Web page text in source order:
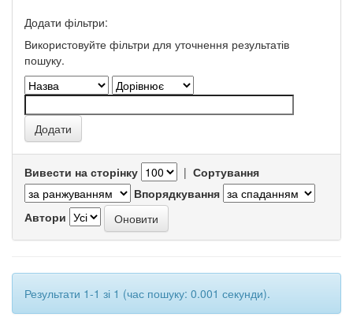
Додати фільтри:
Використовуйте фільтри для уточнення результатів
пошуку.
Вивести на сторінку | Сортування
Впорядкування
Автори
Результати 1-1 зі 1 (час пошуку: 0.001 секунди).